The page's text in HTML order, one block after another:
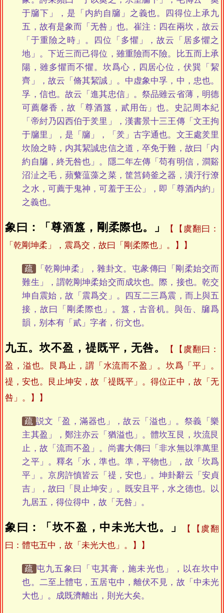
于牖下」，是「内約自牖」之義也。四得位上承九
五，故有是象而「无咎」也。崔注：四在兩坎，故云
「于重險之時」。四位「多懼」，故云「居多懼之
地」。下近三而己得位，雖重險而不險。比五而上承
陽，雖多懼而不懼。坎爲心，四居心位，伏巽「絜
齊」，故云「脩其絜誠」。中虚象中孚，中，忠也。
孚，信也。故云「進其忠信」。祭品雖云省薄，明德
可薦馨香，故「尊酒簋，貳用缶」也。史記周本紀
「帝紂乃囚西伯于羑里」，漢書景十三王傳「文王拘
于牖里」，是「牖」，「羑」古字通也。文王處羑里
坎險之時，内其絜誠忠信之道，卒免于難，故曰「内
約自牖，終无咎也」。隱二年左傳「苟有明信，澗谿
沼沚之毛，蘋蘩蕰藻之菜，筐筥錡釜之器，潢汙行潦
之水，可薦于鬼神，可羞于王公」，即「尊酒内約」
之義也。
象曰：「尊酒簋，剛柔際也。」
【虞翻曰：
「乾剛坤柔」，震爲交，故曰「剛柔際也」。】
疏
「乾剛坤柔」，雜卦文。屯彖傳曰「剛柔始交而
難生」，謂乾剛坤柔始交而成坎也。際，接也。乾交
坤自震始，故「震爲交」。四互二三爲震，而上與五
接，故曰「剛柔際也」。簋，古音机。與缶、牖爲
韻，别本有「貳」字者，衍文也。
九五。坎不盈，禔既平，无咎。
【虞翻曰：
盈，溢也。艮爲止，謂「水流而不盈」。坎爲「平」。
禔，安也。艮止坤安，故「禔既平」。得位正中，故「无
咎」。】
疏 説文「盈，滿器也」，故云「溢也」。祭義「樂
主其盈」，鄭注亦云「猶溢也」。體坎互艮，坎流艮
止，故「流而不盈」。尚書大傳曰「非水無以準萬里
之平」。釋名「水，準也。準，平物也」，故「坎爲
平」。京房許慎皆云「禔，安也」。坤卦辭云「安貞
吉」，故曰「艮止坤安」。既安且平，水之德也。以
九居五，得位得中，故「无咎」。
象曰：「坎不盈，中未光大也。」
【虞翻
曰：體屯五中，故「未光大也」。】
疏 屯九五象曰「屯其膏，施未光也」，以在坎中
也。二至上體屯，五居屯中，離伏不見，故「中未光
大也」。成既濟離出，則光大矣。